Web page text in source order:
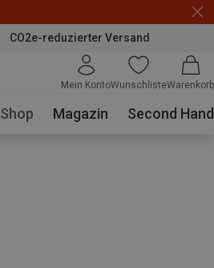
CO2e-reduzierter Versand
Mein KontoWunschlisteWarenkorb
Shop Magazin Second Hand